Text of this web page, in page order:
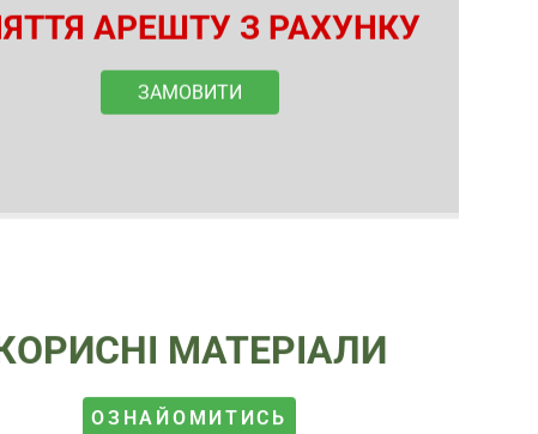
АРЕШТУ З РАХУНКУ
ЗАМОВИТИ
МАТЕРІАЛИ
ОЗНАЙОМИТИСЬ